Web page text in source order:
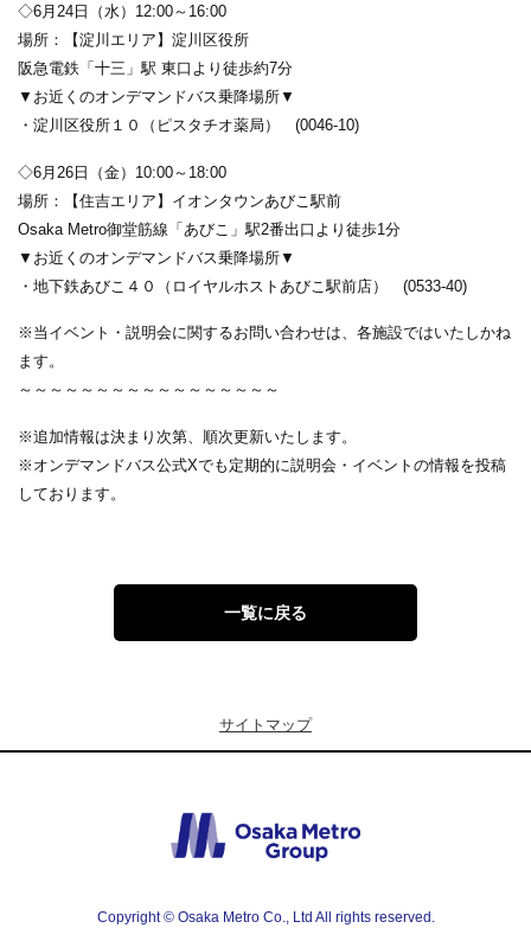
◇6月24日（水）12:00～16:00
場所：【淀川エリア】淀川区役所
阪急電鉄「十三」駅 東口より徒歩約7分
▼お近くのオンデマンドバス乗降場所▼
・淀川区役所１０（ピスタチオ薬局） (0046-10)
◇6月26日（金）10:00～18:00
場所：【住吉エリア】イオンタウンあびこ駅前
Osaka Metro御堂筋線「あびこ」駅2番出口より徒歩1分
▼お近くのオンデマンドバス乗降場所▼
・地下鉄あびこ４０（ロイヤルホストあびこ駅前店） (0533-40)
※当イベント・説明会に関するお問い合わせは、各施設ではいたしかね
ます。
～～～～～～～～～～～～～～～～～
※追加情報は決まり次第、順次更新いたします。
※オンデマンドバス公式Xでも定期的に説明会・イベントの情報を投稿
しております。
一覧に戻る
サイトマップ
Copyright © Osaka Metro Co., Ltd All rights reserved.